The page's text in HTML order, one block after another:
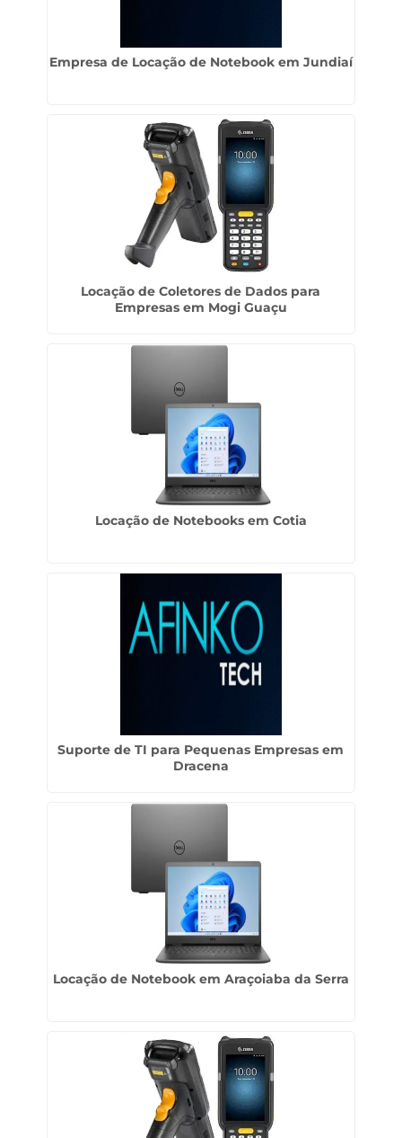
Empresa de Locação de Notebook em Jundiaí
Locação de Coletores de Dados para
Empresas em Mogi Guaçu
Locação de Notebooks em Cotia
Suporte de TI para Pequenas Empresas em
Dracena
Locação de Notebook em Araçoiaba da Serra